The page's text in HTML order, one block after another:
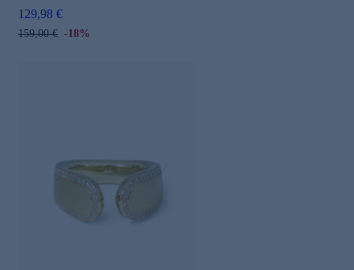
129,98 €
159,00 € -18%